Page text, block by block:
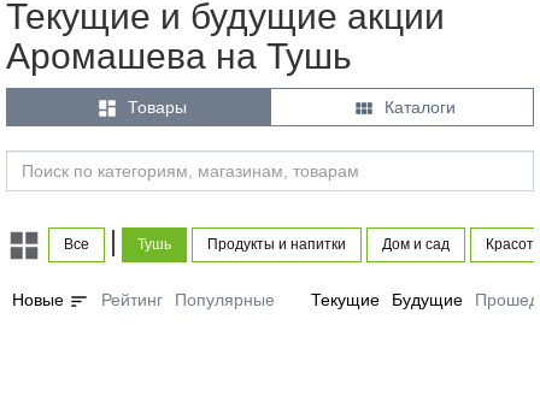
Текущие и будущие акции
Аромашева на Тушь
 Товары  Каталоги
Все Тушь Продукты и напитки Дом и сад
Новые sort Рейтинг Популярные Текущие Будущие